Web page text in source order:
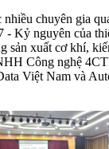
chuyên gia
- Kỷ nguyên của
sản xuất cơ khí,
Công nghệ
Việt Nam và